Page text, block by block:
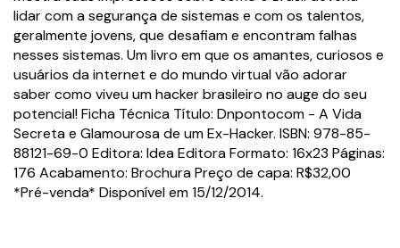
lidar com a segurança de sistemas e com os talentos,
geralmente jovens, que desafiam e encontram falhas
nesses sistemas. Um livro em que os amantes, curiosos e
usuários da internet e do mundo virtual vão adorar
saber como viveu um hacker brasileiro no auge do seu
potencial! Ficha Técnica Título: Dnpontocom - A Vida
Secreta e Glamourosa de um Ex-Hacker. ISBN: 978-85-
88121-69-0 Editora: Idea Editora Formato: 16x23 Páginas:
176 Acabamento: Brochura Preço de capa: R$32,00
*Pré-venda* Disponível em 15/12/2014.